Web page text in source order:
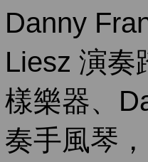
Danny
Liesz 演奏
樣樂器、
奏手風琴